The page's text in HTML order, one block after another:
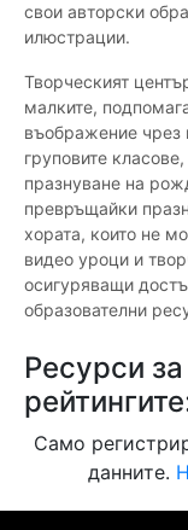
свои авторски
илюстрации.
Творческият
малките,
въображение чрез
груповите
празнуване на
превръщайки
хората, които не
видео уроци и
осигуряващи
образователни
Ресурси
Само
данните.